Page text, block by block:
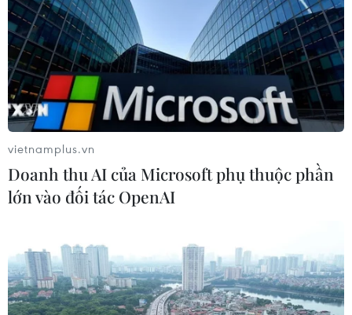
TIN CÙNG CHUYÊN MỤC
đạt 1% GDP vào năm 2030
06/08/2026 10:23
vietnamplus.vn
Doanh thu AI của Microsoft phụ thuộc phần
lớn vào đối tác OpenAI